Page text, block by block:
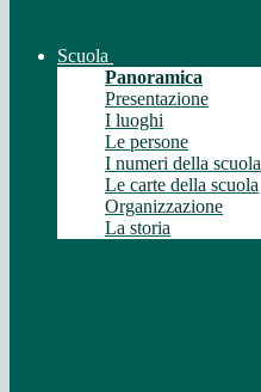
Scuola
Panoramica
Presentazione
I luoghi
Le persone
I numeri della scuola
Le carte della scuola
Organizzazione
La storia